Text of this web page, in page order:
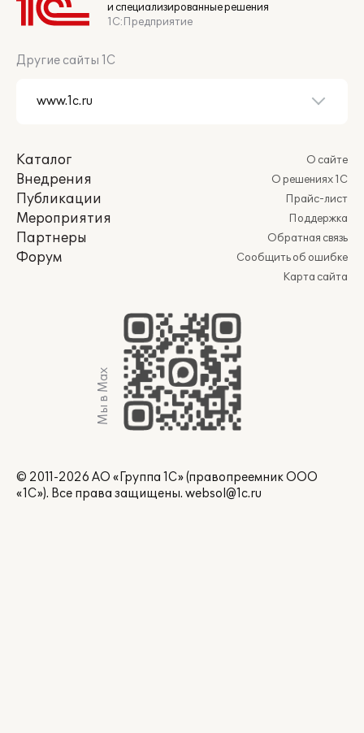
и специализированные решения
1С:Предприятие
Другие сайты 1С
Каталог
Внедрения
Публикации
Мероприятия
Партнеры
Форум
О сайте
О решениях 1С
Прайс-лист
Поддержка
Обратная связь
Сообщить об ошибке
Карта сайта
Мы в Max
© 2011-2026 АО «Группа 1С» (правопреемник ООО
«1С»). Все права защищены. websol@1c.ru